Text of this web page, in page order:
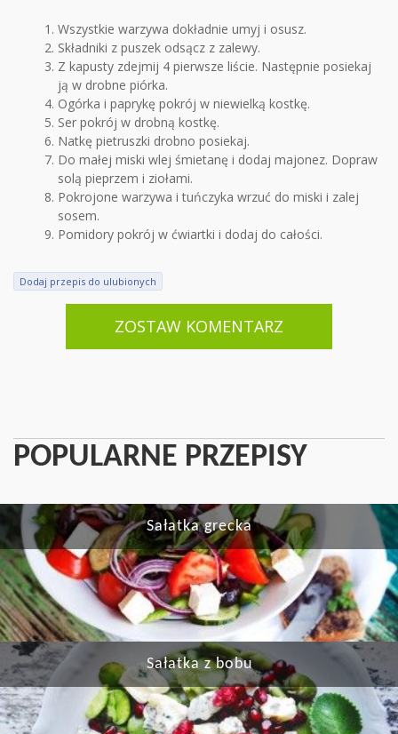
Wszystkie warzywa dokładnie umyj i osusz.
Składniki z puszek odsącz z zalewy.
Z kapusty zdejmij 4 pierwsze liście. Następnie posiekaj
ją w drobne piórka.
Ogórka i paprykę pokrój w niewielką kostkę.
Ser pokrój w drobną kostkę.
Natkę pietruszki drobno posiekaj.
Do małej miski wlej śmietanę i dodaj majonez. Dopraw
solą pieprzem i ziołami.
Pokrojone warzywa i tuńczyka wrzuć do miski i zalej
sosem.
Pomidory pokrój w ćwiartki i dodaj do całości.
Dodaj przepis do ulubionych
ZOSTAW KOMENTARZ
POPULARNE PRZEPISY
Sałatka grecka
Sałatka z bobu